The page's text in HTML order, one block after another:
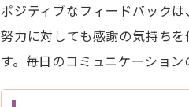
ポジティブなフィードバック
努力に対しても感謝の気持ち
す。毎日のコミュニケーショ